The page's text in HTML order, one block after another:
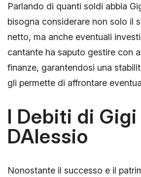
Parlando di quanti soldi abbia
bisogna considerare non solo il
netto, ma anche eventuali
cantante ha saputo gestire con
finanze, garantendosi una
gli permette di affrontare
I Debiti di Gigi
DAlessio
Nonostante il successo e il